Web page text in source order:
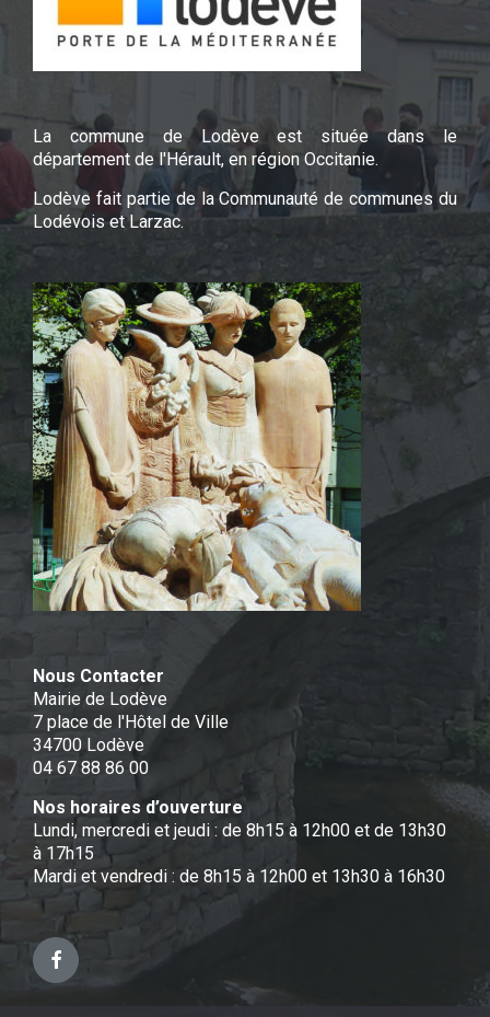
La commune de Lodève est située dans le
département de l'Hérault, en région Occitanie.
Lodève fait partie de la Communauté de communes du
Lodévois et Larzac.
Nous Contacter
Mairie de Lodève
7 place de l'Hôtel de Ville
34700 Lodève
04 67 88 86 00
Nos horaires d’ouverture
Lundi, mercredi et jeudi : de 8h15 à 12h00 et de 13h30
à 17h15
Mardi et vendredi : de 8h15 à 12h00 et 13h30 à 16h30
Facebook